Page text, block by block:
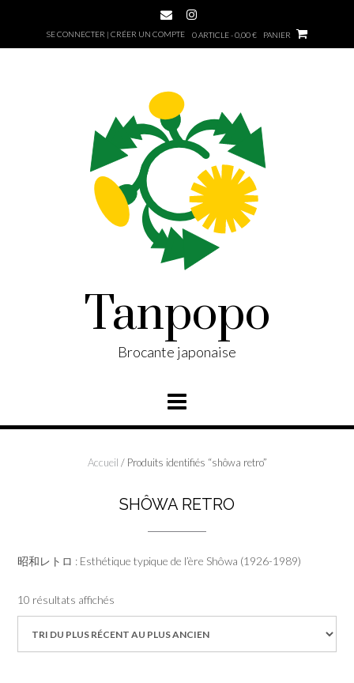
SE CONNECTER | CRÉER UN COMPTE 0 ARTICLE - 0,00 € PANIER
Tanpopo
Brocante japonaise
Accueil / Produits identifiés “shôwa retro”
SHÔWA RETRO
昭和レトロ : Esthétique typique de l’ère Shôwa (1926-1989)
10 résultats affichés
du
plus
récent